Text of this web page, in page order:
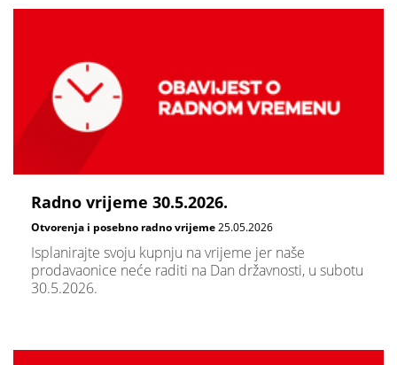
Radno vrijeme 30.5.2026.
Otvorenja i posebno radno vrijeme25.05.2026
Isplanirajte svoju kupnju na vrijeme jer naše
prodavaonice neće raditi na Dan državnosti, u subotu
30.5.2026.